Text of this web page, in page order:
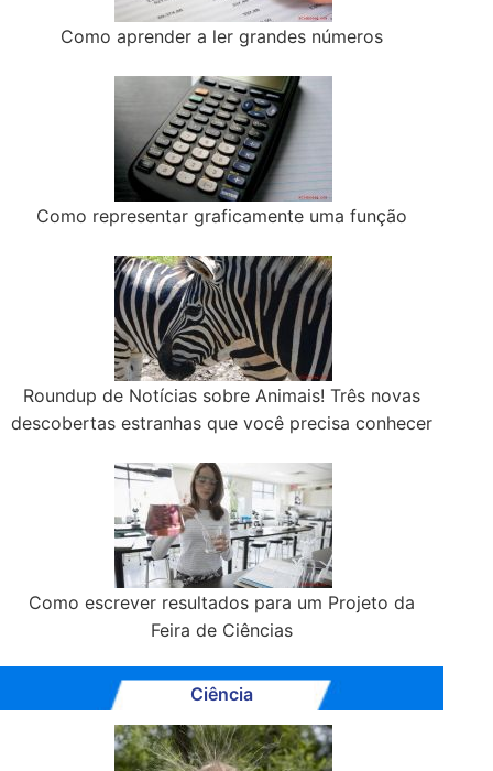
Como aprender a ler grandes números
Como representar graficamente uma função
Roundup de Notícias sobre Animais! Três novas
descobertas estranhas que você precisa conhecer
Como escrever resultados para um Projeto da
Feira de Ciências
Ciência